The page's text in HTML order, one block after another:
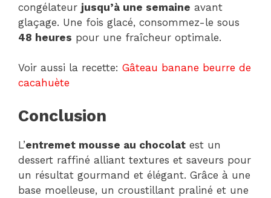
congélateur jusqu’à une semaine avant
glaçage. Une fois glacé, consommez-le sous
48 heures pour une fraîcheur optimale.
Voir aussi la recette: Gâteau banane beurre de
cacahuète
Conclusion
L’entremet mousse au chocolat est un
dessert raffiné alliant textures et saveurs pour
un résultat gourmand et élégant. Grâce à une
base moelleuse, un croustillant praliné et une